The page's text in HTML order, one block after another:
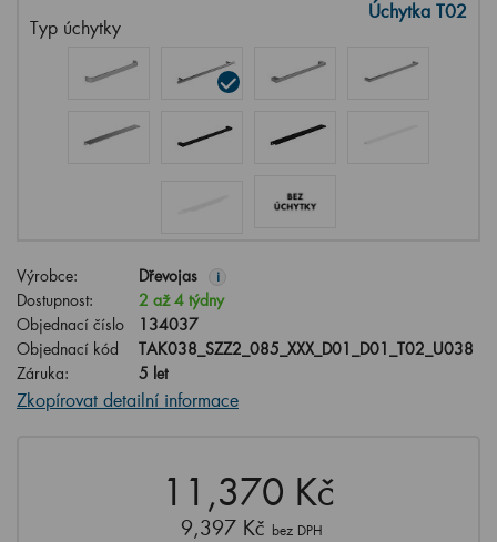
Typ úchytky
Úchytka T02
Výrobce: Dřevojas i
Dostupnost:
2 až 4 týdny
Objednací číslo
134037
Objednací kód
TAK038_SZZ2_085_XXX_D01_D01_T02_U038
Záruka:
5 let
Zkopírovat detailní informace
11,370 Kč
9,397 Kč bez DPH